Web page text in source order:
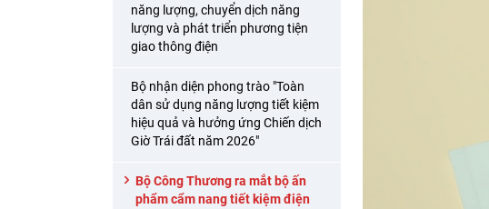
năng lượng, chuyển dịch năng
lượng và phát triển phương tiện
giao thông điện
Bộ nhận diện phong trào "Toàn
dân sử dụng năng lượng tiết kiệm
hiệu quả và hưởng ứng Chiến dịch
Giờ Trái đất năm 2026"
Bộ Công Thương ra mắt bộ ấn
phẩm cẩm nang tiết kiệm điện